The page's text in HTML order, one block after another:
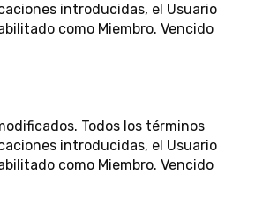
introducidas, el Usuario
como Miembro. Vencido
Todos los términos
introducidas, el Usuario
como Miembro. Vencido